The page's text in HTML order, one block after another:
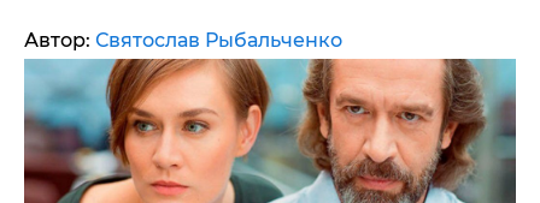
Автор: Святослав Рыбальченко